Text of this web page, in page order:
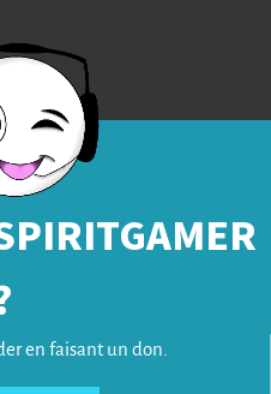
en faisant un don.